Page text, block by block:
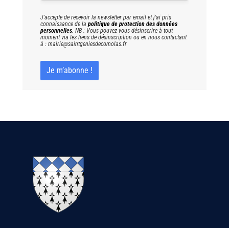
J'accepte de recevoir la newsletter par email et j'ai pris
connaissance de la politique de protection des données
personnelles. NB : Vous pouvez vous désinscrire à tout
moment via les liens de désinscription ou en nous contactant
à : mairie@saintgeniesdecomolas.fr